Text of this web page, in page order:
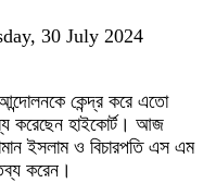
30 July 2024
আন্দোলনকে কেন্দ্র করে এতো
করেছেন হাইকোর্ট। আজ
ইসলাম ও বিচারপতি এস এম
করেন।